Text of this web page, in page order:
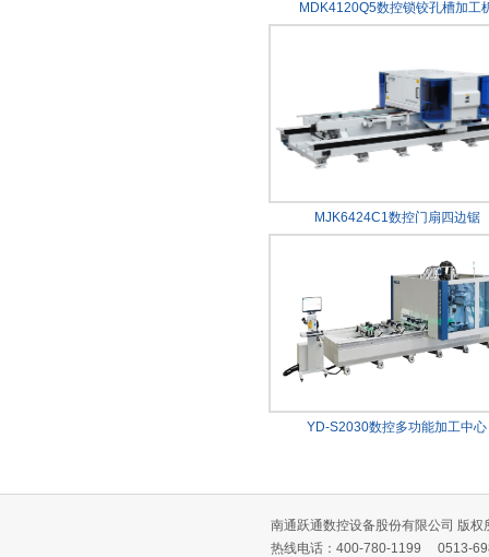
MDK4120Q5数控锁铰孔槽加工
MJK6424C1数控门扇四边锯
YD-S2030数控多功能加工中心
南通跃通数控设备股份有限公司 版
热线电话：400-780-1199 0513-